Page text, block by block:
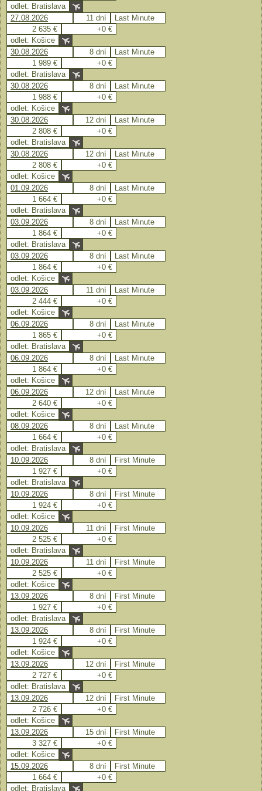
odlet: Bratislava
27.08.2026
11 dní
Last Minute
2 635 €
+0 €
odlet: Košice
30.08.2026
8 dní
Last Minute
1 989 €
+0 €
odlet: Bratislava
30.08.2026
8 dní
Last Minute
1 988 €
+0 €
odlet: Košice
30.08.2026
12 dní
Last Minute
2 808 €
+0 €
odlet: Bratislava
30.08.2026
12 dní
Last Minute
2 808 €
+0 €
odlet: Košice
01.09.2026
8 dní
Last Minute
1 664 €
+0 €
odlet: Bratislava
03.09.2026
8 dní
Last Minute
1 864 €
+0 €
odlet: Bratislava
03.09.2026
8 dní
Last Minute
1 864 €
+0 €
odlet: Košice
03.09.2026
11 dní
Last Minute
2 444 €
+0 €
odlet: Košice
06.09.2026
8 dní
Last Minute
1 865 €
+0 €
odlet: Bratislava
06.09.2026
8 dní
Last Minute
1 864 €
+0 €
odlet: Košice
06.09.2026
12 dní
Last Minute
2 640 €
+0 €
odlet: Košice
08.09.2026
8 dní
Last Minute
1 664 €
+0 €
odlet: Bratislava
10.09.2026
8 dní
First Minute
1 927 €
+0 €
odlet: Bratislava
10.09.2026
8 dní
First Minute
1 924 €
+0 €
odlet: Košice
10.09.2026
11 dní
First Minute
2 525 €
+0 €
odlet: Bratislava
10.09.2026
11 dní
First Minute
2 525 €
+0 €
odlet: Košice
13.09.2026
8 dní
First Minute
1 927 €
+0 €
odlet: Bratislava
13.09.2026
8 dní
First Minute
1 924 €
+0 €
odlet: Košice
13.09.2026
12 dní
First Minute
2 727 €
+0 €
odlet: Bratislava
13.09.2026
12 dní
First Minute
2 726 €
+0 €
odlet: Košice
13.09.2026
15 dní
First Minute
3 327 €
+0 €
odlet: Košice
15.09.2026
8 dní
First Minute
1 664 €
+0 €
odlet: Bratislava